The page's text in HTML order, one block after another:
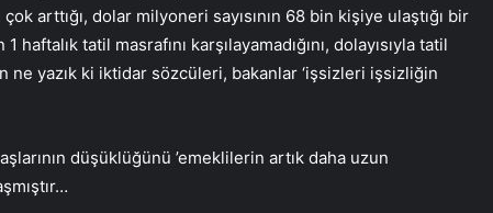
arttığı, dolar milyoneri sayısının 68 bin kişiye ulaştığı bir
haftalık tatil masrafını karşılayamadığını, dolayısıyla tatil
ne yazık ki iktidar sözcüleri, bakanlar ‘işsizleri işsizliğin
düşüklüğünü ’emeklilerin artık daha uzun